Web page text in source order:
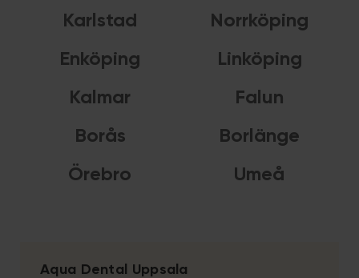
Karlstad
Norrköping
Enköping
Linköping
Kalmar
Falun
Borås
Borlänge
Örebro
Umeå
Aqua Dental Uppsala